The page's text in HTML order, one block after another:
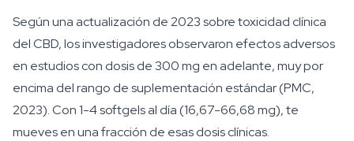
Según una actualización de 2023 sobre toxicidad clínica
del CBD, los investigadores observaron efectos adversos
en estudios con dosis de 300 mg en adelante, muy por
encima del rango de suplementación estándar (PMC,
2023). Con 1-4 softgels al día (16,67-66,68 mg), te
mueves en una fracción de esas dosis clínicas.